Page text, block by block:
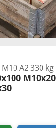
A2 330 kg
M10x20